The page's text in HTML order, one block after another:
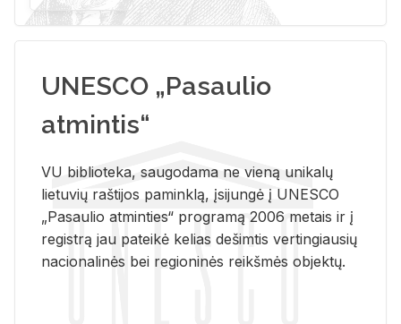
UNESCO „Pasaulio
atmintis“
VU biblioteka, saugodama ne vieną unikalų
lietuvių raštijos paminklą, įsijungė į UNESCO
„Pasaulio atminties“ programą 2006 metais ir į
registrą jau pateikė kelias dešimtis vertingiausių
nacionalinės bei regioninės reikšmės objektų.